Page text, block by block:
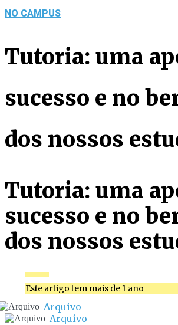
NO CAMPUS
Tutoria: uma
sucesso e no
dos nossos
Tutoria: uma
sucesso e no
dos nossos
Este artigo tem mais de 1 ano
Arquivo
Arquivo